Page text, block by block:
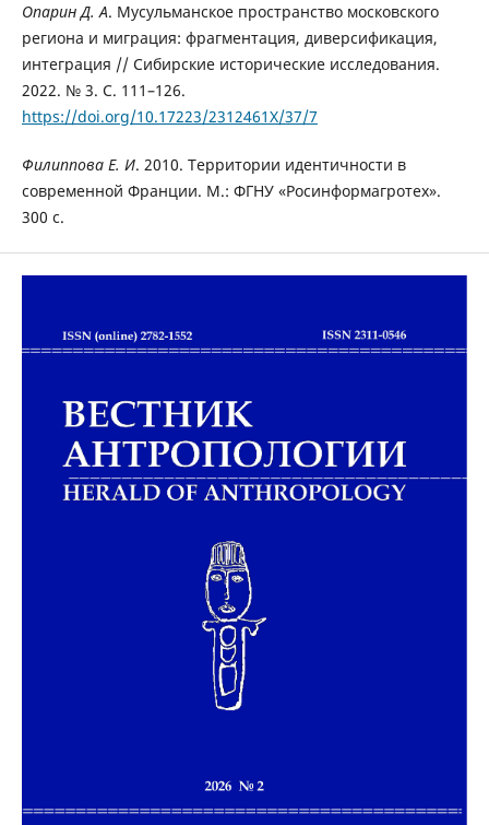
Опарин Д. А. Мусульманское пространство московского
региона и миграция: фрагментация, диверсификация,
интеграция // Сибирские исторические исследования.
2022. № 3. С. 111–126.
https://doi.org/10.17223/2312461X/37/7
Филиппова Е. И. 2010. Территории идентичности в
современной Франции. М.: ФГНУ «Росинформагротех».
300 с.